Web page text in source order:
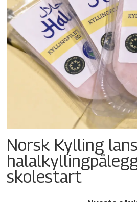
Norsk Kylling
skolestart